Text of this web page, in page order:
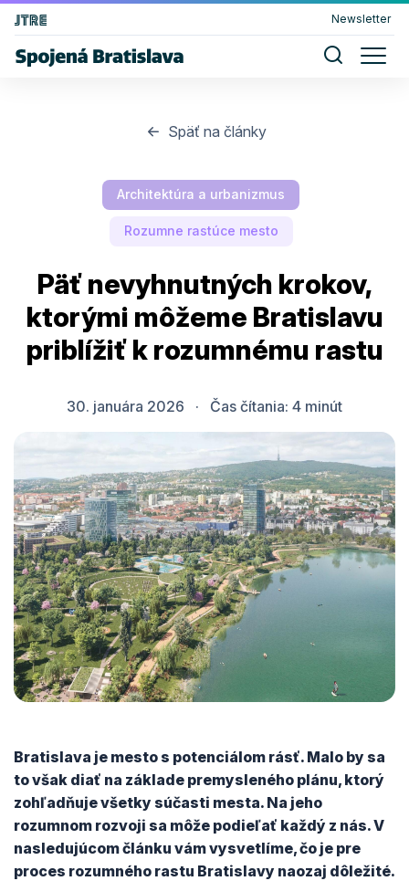
Newsletter
Späť na články
Architektúra a urbanizmus
Rozumne rastúce mesto
Päť nevyhnutných krokov,
ktorými môžeme Bratislavu
priblížiť k rozumnému rastu
30. januára 2026 · Čas čítania: 4 minút
Bratislava je mesto s potenciálom rásť. Malo by sa
to však diať na základe premysleného plánu, ktorý
zohľadňuje všetky súčasti mesta. Na jeho
rozumnom rozvoji sa môže podieľať každý z nás. V
nasledujúcom článku vám vysvetlíme, čo je pre
proces rozumného rastu Bratislavy naozaj dôležité.